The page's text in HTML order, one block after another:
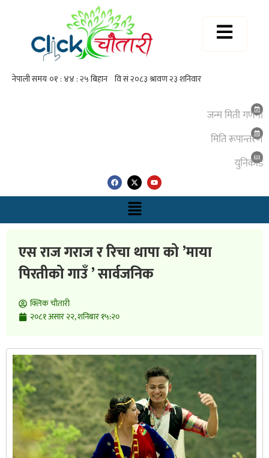
जन्म मिती गणना
मिति रूपान्तरण
युनिकाेड
एस राज गराज र रिचा थापा को ’माया
पिरतीको गाउँ ’ सार्वजनिक
क्लिक चाैतारी
२०८१ असार २२, शनिबार १५:२०